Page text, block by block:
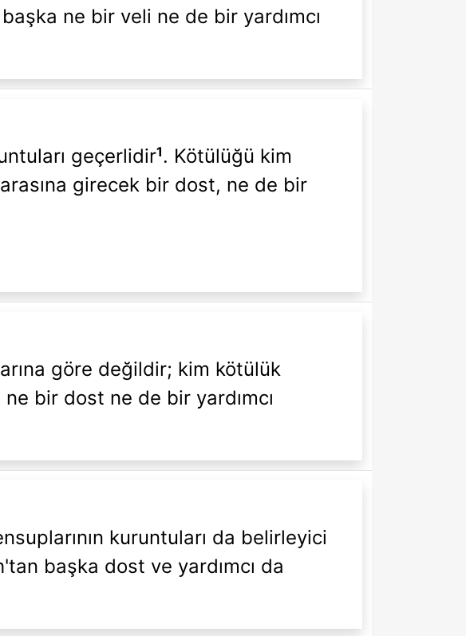
ne bir veli ne de bir yardımcı
geçerlidir1. Kötülüğü kim
girecek bir dost, ne de bir
göre değildir; kim kötülük
bir dost ne de bir yardımcı
kuruntuları da belirleyici
başka dost ve yardımcı da